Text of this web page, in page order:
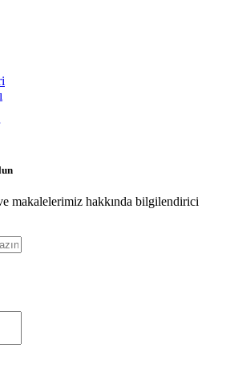
makalelerimiz hakkında bilgilendirici